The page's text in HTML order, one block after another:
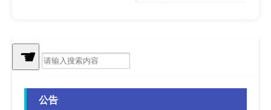
瑞士货币为什么叫法郎
☚
公告